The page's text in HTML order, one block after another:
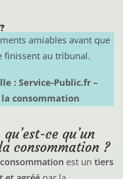
amiables avant que
finissent au tribunal.
: Service-Public.fr –
consommation
ce qu’un
consommation ?
est un tiers